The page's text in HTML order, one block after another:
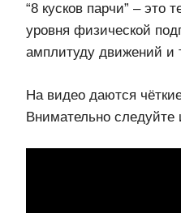
“8 кусков парчи” – это
уровня физической
амплитуду движений и
На видео даются
Внимательно следуйте